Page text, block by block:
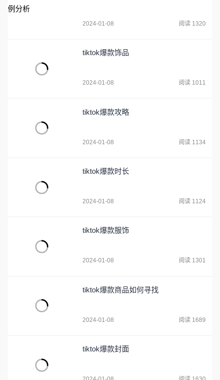
2024-01-08 阅读 1320
tiktok爆款饰品
2024-01-08 阅读 1011
tiktok爆款攻略
2024-01-08 阅读 1134
tiktok爆款时长
2024-01-08 阅读 1124
tiktok爆款服饰
2024-01-08 阅读 1301
tiktok爆款商品如何寻找
2024-01-08 阅读 1689
tiktok爆款封面